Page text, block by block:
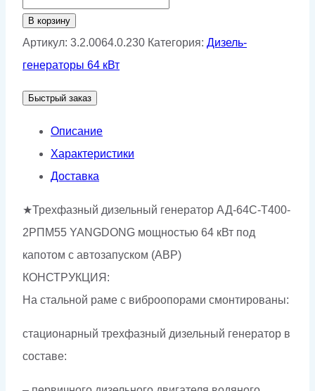
товара
Дизельный
генератор
Т400-
2РПМ55
В корзину
Артикул: 3.2.0064.0.230 Категория: Дизель-
генераторы 64 кВт
Быстрый заказ
Описание
Характеристики
Доставка
★Трехфазный дизельный генератор АД-64С-Т400-
2РПМ55 YANGDONG мощностью 64 кВт под
капотом с автозапуском (АВР)
КОНСТРУКЦИЯ:
На стальной раме с виброопорами смонтированы:
стационарный трехфазный дизельный генератор в
составе: